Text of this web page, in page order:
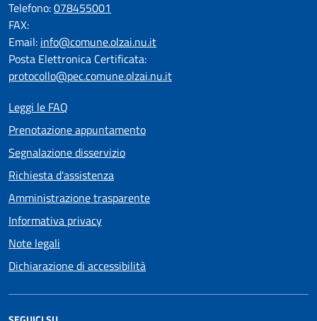
Telefono:078455001
FAX:
Email: info@comune.olzai.nu.it
Posta Elettronica Certificata:
protocollo@pec.comune.olzai.nu.it
Leggi le FAQ
Prenotazione appuntamento
Segnalazione disservizio
Richiesta d'assistenza
Amministrazione trasparente
Informativa privacy
Note legali
Dichiarazione di accessibilità